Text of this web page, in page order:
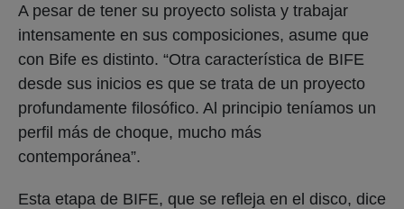
A pesar de tener su proyecto solista y trabajar
intensamente en sus composiciones, asume que
con Bife es distinto. “Otra característica de BIFE
desde sus inicios es que se trata de un proyecto
profundamente filosófico. Al principio teníamos un
perfil más de choque, mucho más
contemporánea”.
Esta etapa de BIFE, que se refleja en el disco, dice